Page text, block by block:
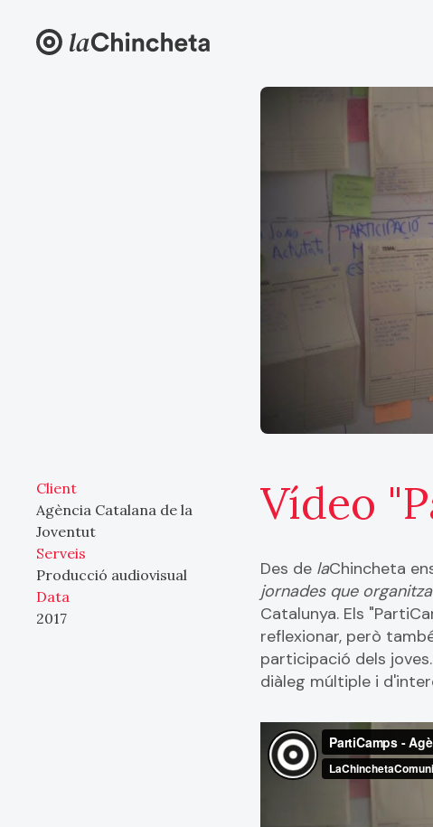
Client
Agència Catalana de la
Joventut
Serveis
Producció audiovisual
Data
2017
Vídeo
Des de laChincheta
jornades que
Catalunya. Els
reflexionar, però
participació dels
diàleg múltiple i